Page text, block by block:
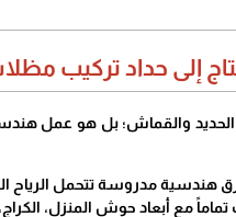
إلى حداد تركيب
والقماش؛ بل هو عمل
هندسية مدروسة تتحمل
مع أبعاد حوش المنزل،